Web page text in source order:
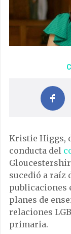
Kristie Higgs,
conducta del
sucedió a raíz
publicaciones
planes de
relaciones
primaria.